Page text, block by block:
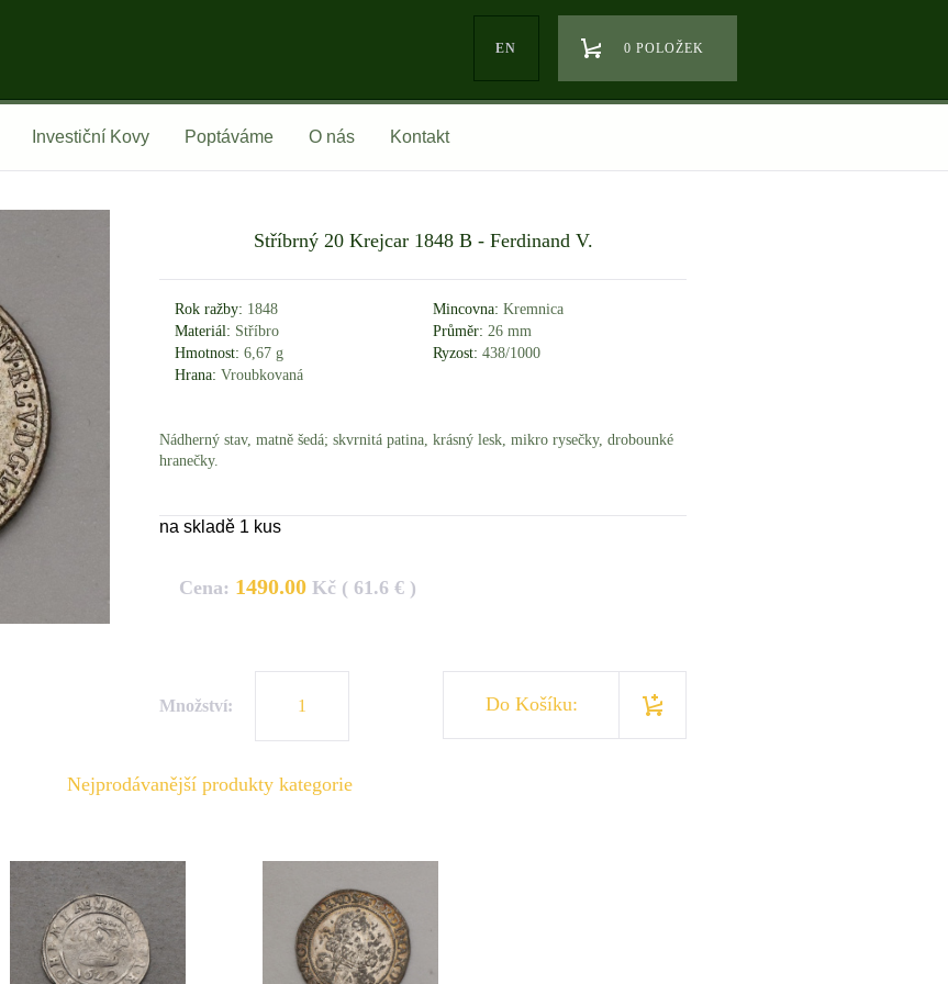
EN 0 POLOŽEK
Investiční Kovy Poptáváme O nás Kontakt
Stříbrný 20 Krejcar 1848 B - Ferdinand V.
Rok ražby: 1848 Mincovna: Kremnica
Materiál: Stříbro Průměr: 26 mm
Hmotnost: 6,67 g Ryzost: 438/1000
Hrana: Vroubkovaná
Nádherný stav, matně šedá; skvrnitá patina, krásný lesk, mikro rysečky, drobounké
hranečky.
na skladě 1 kus
Cena: 1490.00 Kč ( 61.6 € )
Množství: Do Košíku:
Nejprodávanější produkty kategorie